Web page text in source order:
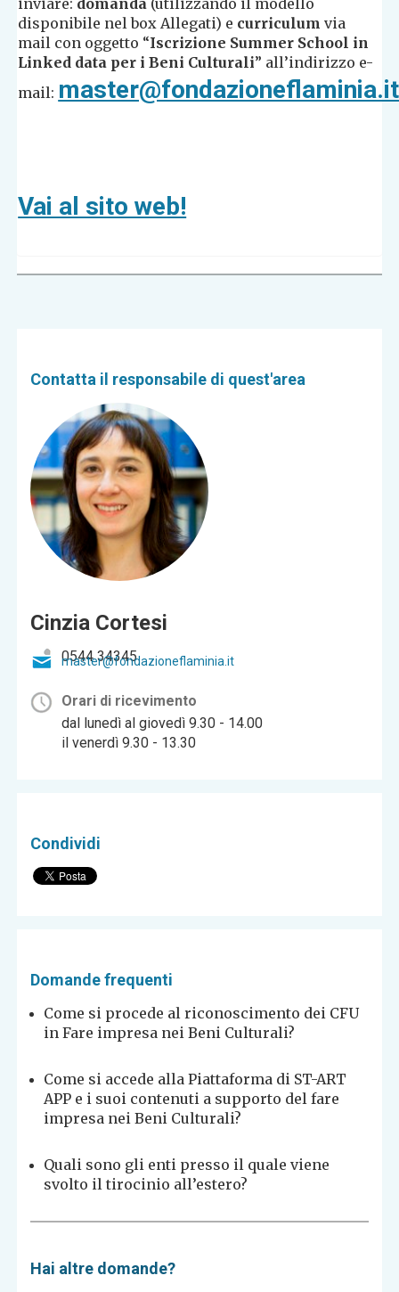
inviare: domanda (utilizzando il modello
disponibile nel box Allegati) e curriculum via
mail con oggetto “Iscrizione Summer School in
Linked data per i Beni Culturali” all’indirizzo e-
mail: master@fondazioneflaminia.it
Vai al sito web!
Contatta il responsabile di quest'area
Cinzia Cortesi
0544 34345
master@fondazioneflaminia.it
Orari di ricevimento
dal lunedì al giovedì 9.30 - 14.00
il venerdì 9.30 - 13.30
Condividi
Domande frequenti
Come si procede al riconoscimento dei CFU
in Fare impresa nei Beni Culturali?
Come si accede alla Piattaforma di ST-ART
APP e i suoi contenuti a supporto del fare
impresa nei Beni Culturali?
Quali sono gli enti presso il quale viene
svolto il tirocinio all’estero?
Hai altre domande?